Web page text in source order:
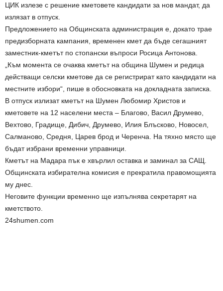
ЦИК излезе с решение кметовете кандидати за нов мандат, да
излязат в отпуск.
Предложението на Общинската администрация е, докато трае
предизборната кампания, временен кмет да бъде сегашният
заместник-кметът по стопански въпроси Росица Антонова.
„Към момента се очаква кметът на община Шумен и редица
действащи селски кметове да се регистрират като кандидати на
местните избори“, пише в обосновката на докладната записка.
В отпуск излизат кметът на Шумен Любомир Христов и
кметовете на 12 населени места – Благово, Васил Друмево,
Вехтово, Градище, Дибич, Друмево, Илия Блъсково, Новосел,
Салманово, Средня, Царев брод и Черенча. На тяхно място ще
бъдат избрани временни управници.
Кметът на Мадара пък е хвърлил оставка и заминал за САЩ.
Общинската избирателна комисия е прекратила правомощията
му днес.
Неговите функции временно ще изпълнява секретарят на
кметството.
24shumen.com